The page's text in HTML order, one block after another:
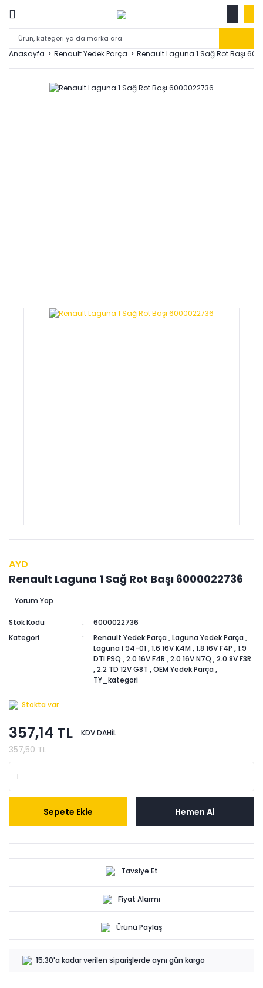
Anasayfa Renault Yedek Parça Renault Laguna 1 Sağ Rot Başı
AYD
Renault Laguna 1 Sağ Rot Başı 6000022736
Yorum Yap
Stok Kodu
6000022736
Kategori
Renault Yedek Parça ,Laguna Yedek Parça ,
Laguna I 94-01,1.6 16V K4M ,1.8 16V F4P ,1.9
DTI F9Q ,2.0 16V F4R ,2.0 16V N7Q ,2.0 8V F3R
,2.2 TD 12V G8T ,OEM Yedek Parça ,
TY_kategori
Stokta var
357,14 TL KDV DAHİL
357,50 TL
Sepete Ekle Hemen Al
Tavsiye Et
Fiyat Alarmı
Ürünü Paylaş
15:30'a kadar verilen siparişlerde aynı gün kargo